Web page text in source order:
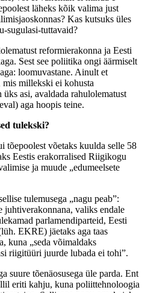
läheks kõik valima just
Kas kutsuks üles
sugulasi-tuttavaid?
reformierakonna ja Eesti
Sest see poliitika ongi äärmiselt
loomuvastane. Ainult et
mis millekski ei kohusta
asi, avaldada rahulolematust
aga hoopis teine.
tulekski?
tõepoolest võetaks kuulda selle 58
Eestis erakorralised Riigikogu
ja muude „edumeelsete
tulemusega „nagu peab”:
juhtiverakonnana, valiks endale
parlamendiparteid, Eesti
EKRE) jäetaks aga taas
kuna „seda võimaldaks
riigitüüri juurde lubada ei tohi”.
suure tõenäosusega üle parda. Ent
eriti kahju, kuna poliittehnoloogia